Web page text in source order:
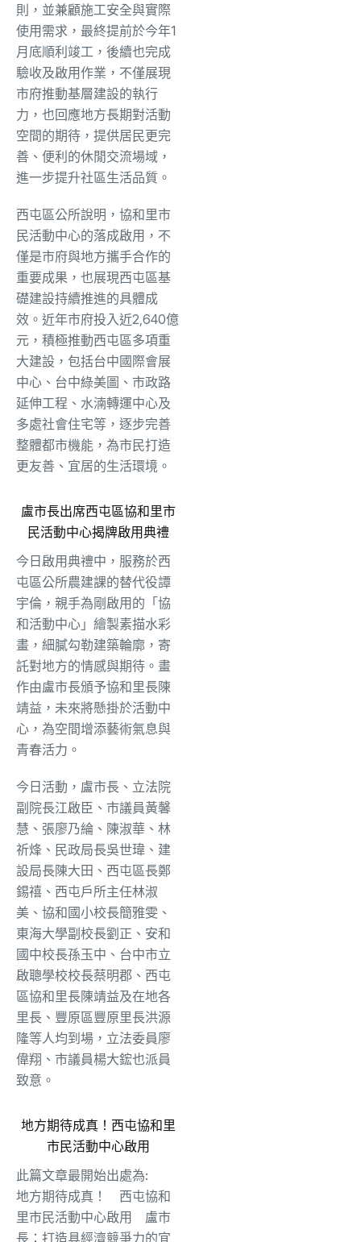
則，並兼顧施工安全與實際
使用需求，最終提前於今年1
月底順利竣工，後續也完成
驗收及啟用作業，不僅展現
市府推動基層建設的執行
力，也回應地方長期對活動
空間的期待，提供居民更完
善、便利的休閒交流場域，
進一步提升社區生活品質。
西屯區公所說明，協和里市
民活動中心的落成啟用，不
僅是市府與地方攜手合作的
重要成果，也展現西屯區基
礎建設持續推進的具體成
效。近年市府投入近2,640億
元，積極推動西屯區多項重
大建設，包括台中國際會展
中心、台中綠美圖、市政路
延伸工程、水湳轉運中心及
多處社會住宅等，逐步完善
整體都市機能，為市民打造
更友善、宜居的生活環境。
盧市長出席西屯區協和里市
民活動中心揭牌啟用典禮
今日啟用典禮中，服務於西
屯區公所農建課的替代役譚
宇倫，親手為剛啟用的「協
和活動中心」繪製素描水彩
畫，細膩勾勒建築輪廓，寄
託對地方的情感與期待。畫
作由盧市長頒予協和里長陳
靖益，未來將懸掛於活動中
心，為空間增添藝術氣息與
青春活力。
今日活動，盧市長、立法院
副院長江啟臣、市議員黃馨
慧、張廖乃綸、陳淑華、林
祈烽、民政局長吳世瑋、建
設局長陳大田、西屯區長鄭
錫禧、西屯戶所主任林淑
美、協和國小校長簡雅雯、
東海大學副校長劉正、安和
國中校長孫玉中、台中市立
啟聰學校校長蔡明郡、西屯
區協和里長陳靖益及在地各
里長、豐原區豐原里長洪源
隆等人均到場，立法委員廖
偉翔、市議員楊大鋐也派員
致意。
地方期待成真！西屯協和里
市民活動中心啟用
此篇文章最開始出處為:
地方期待成真！ 西屯協和
里市民活動中心啟用 盧市
長：打造具經濟競爭力的宜